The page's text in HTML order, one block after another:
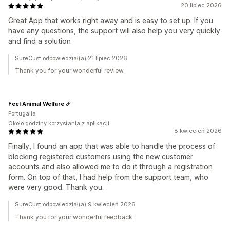
20 lipiec 2026
Great App that works right away and is easy to set up. If you
have any questions, the support will also help you very quickly
and find a solution
SureCust odpowiedział(a) 21 lipiec 2026
Thank you for your wonderful review.
8 kwiecień 2026
Finally, I found an app that was able to handle the process of
blocking registered customers using the new customer
accounts and also allowed me to do it through a registration
form. On top of that, I had help from the support team, who
were very good. Thank you.
Feel Animal Welfare
Portugalia
Około godziny korzystania z aplikacji
SureCust odpowiedział(a) 9 kwiecień 2026
Thank you for your wonderful feedback.